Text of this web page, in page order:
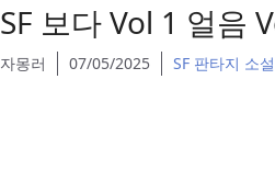
SF 보다 Vol 1 얼음
자몽러 07/05/2025 SF 판타지 소설